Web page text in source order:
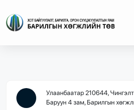
Улаанбаатар 210644,
Баруун 4 зам, Барилгын